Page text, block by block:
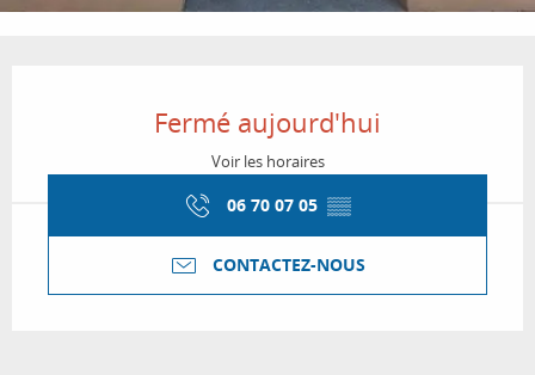
Fermé aujourd'hui
Voir les horaires
06 70 07 05 ▒▒
CONTACTEZ-NOUS